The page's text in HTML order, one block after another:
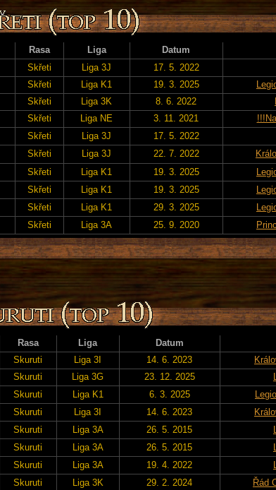
Rasa Liga Datum
Skřeti Liga 3J
17. 5. 2022
Skřeti Liga K1 19. 3. 2025
Skřeti Liga 3K 8. 6. 2022
Skřeti Liga NE 3. 11. 2021
Skřeti Liga 3J
17. 5. 2022
Skřeti Liga 3J 22. 7. 2022
Skřeti Liga K1 19. 3. 2025
Skřeti Liga K1 19. 3. 2025
Skřeti Liga K1 29. 3. 2025
Skřeti Liga 3A 25. 9. 2020
Rasa Liga Datum
Skuruti Liga 3I 14. 6. 2023
Skuruti Liga 3G 23. 12. 2025
Skuruti Liga K1 6. 3. 2025
Skuruti Liga 3I 14. 6. 2023
Skuruti Liga 3A 26. 5. 2015
Skuruti Liga 3A 26. 5. 2015
Skuruti Liga 3A 19. 4. 2022
Skuruti Liga 3K 29. 2. 2024
Řád